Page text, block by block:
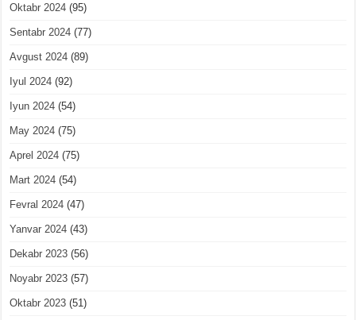
Oktabr 2024 (95)
Sentabr 2024 (77)
Avgust 2024 (89)
Iyul 2024 (92)
Iyun 2024 (54)
May 2024 (75)
Aprel 2024 (75)
Mart 2024 (54)
Fevral 2024 (47)
Yanvar 2024 (43)
Dekabr 2023 (56)
Noyabr 2023 (57)
Oktabr 2023 (51)